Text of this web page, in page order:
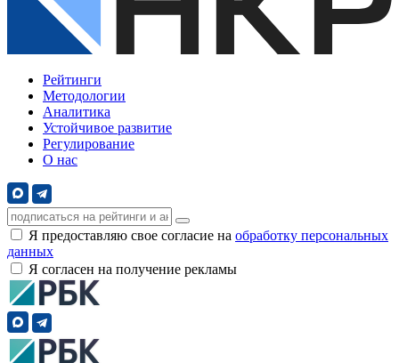
Рейтинги
Методологии
Аналитика
Устойчивое развитие
Регулирование
О нас
Я предоставляю свое согласие на обработку персональных
данных
Я согласен на получение рекламы